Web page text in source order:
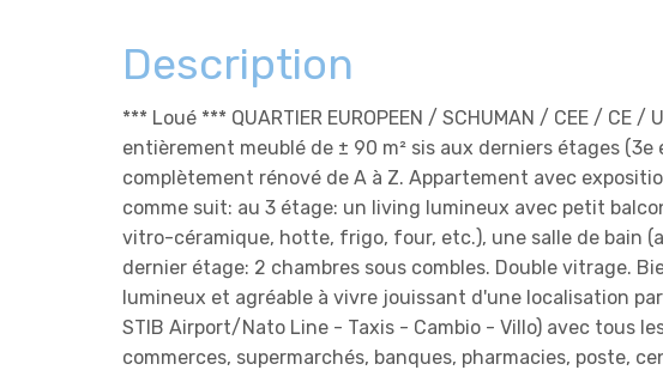
Description
*** Loué *** QUARTIER EUROPEEN / SCHUMAN / CEE /
entièrement meublé de ± 90 m² sis aux derniers étages
complètement rénové de A à Z. Appartement avec
comme suit: au 3 étage: un living lumineux avec petit
vitro-céramique, hotte, frigo, four, etc.), une salle de bain
dernier étage: 2 chambres sous combles. Double vitrage.
lumineux et agréable à vivre jouissant d'une localisation
STIB Airport/Nato Line - Taxis - Cambio - Villo) avec tous
commerces, supermarchés, banques, pharmacies, poste,